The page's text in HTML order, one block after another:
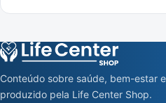
Conteúdo sobre saúde, bem-estar
produzido pela Life Center Shop.